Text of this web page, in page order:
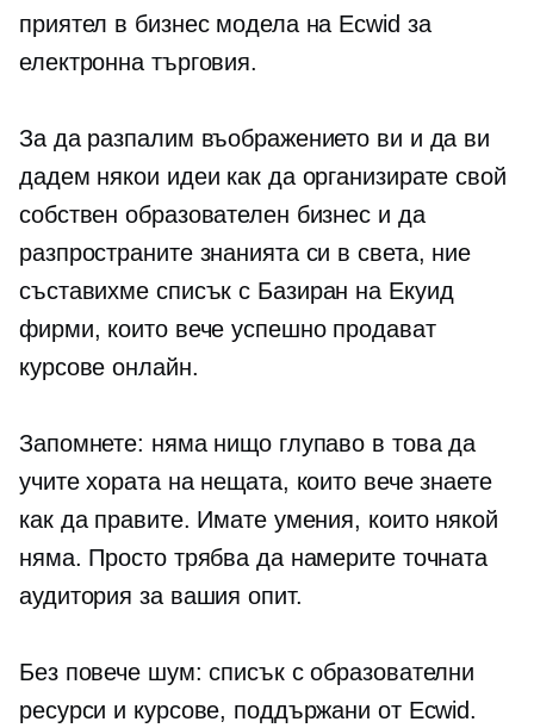
приятел в бизнес модела на Ecwid за
електронна търговия.
За да разпалим въображението ви и да ви
дадем някои идеи как да организирате свой
собствен образователен бизнес и да
разпространите знанията си в света, ние
съставихме списък с Базиран на Екуид
фирми, които вече успешно продават
курсове онлайн.
Запомнете: няма нищо глупаво в това да
учите хората на нещата, които вече знаете
как да правите. Имате умения, които някой
няма. Просто трябва да намерите точната
аудитория за вашия опит.
Без повече шум: списък с образователни
ресурси и курсове, поддържани от Ecwid.